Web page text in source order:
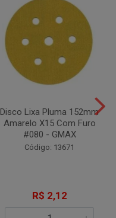
Disco Lixa Pluma 152mm
Amarelo X15 Com Furo
#080 - GMAX
Código: 13671
R$ 2,12